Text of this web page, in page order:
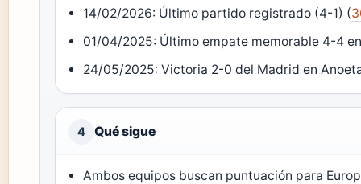
14/02/2026: Último partido registrado (4-1) (
01/04/2025: Último empate memorable 4-4
24/05/2025: Victoria 2-0 del Madrid en
4 Qué sigue
Ambos equipos buscan puntuación para